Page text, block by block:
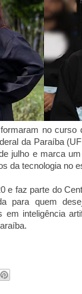
no curso
da Paraíba
julho e marca
da tecnologia no
e faz parte do
para quem
em inteligência